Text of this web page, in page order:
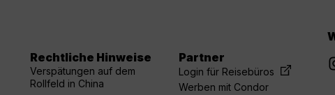
Rechtliche Hinweise
Verspätungen auf dem
Rollfeld in China
Partner
Login für Reisebüros
Werben mit Condor